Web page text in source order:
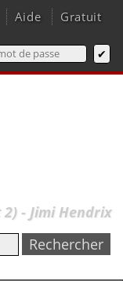
Aide
Gratuit
2) - Jimi Hendrix